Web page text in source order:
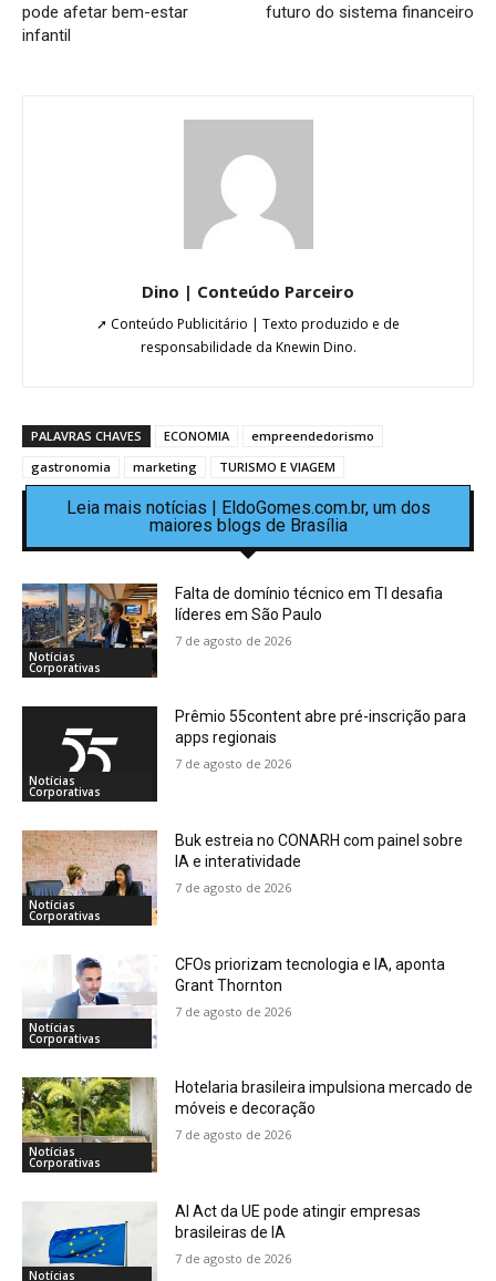
pode afetar bem-estar
infantil
futuro do sistema financeiro
Dino | Conteúdo Parceiro
➚ Conteúdo Publicitário | Texto produzido e de
responsabilidade da Knewin Dino.
PALAVRAS CHAVES ECONOMIA
empreendedorismo
gastronomia
marketing TURISMO E VIAGEM
Leia mais notícias | EldoGomes.com.br, um dos
maiores blogs de Brasília
Notícias
Corporativas
Falta de domínio técnico em TI desafia
líderes em São Paulo
7 de agosto de 2026
Notícias
Corporativas
Prêmio 55content abre pré-inscrição para
apps regionais
7 de agosto de 2026
Notícias
Corporativas
Buk estreia no CONARH com painel sobre
IA e interatividade
7 de agosto de 2026
Notícias
Corporativas
CFOs priorizam tecnologia e IA, aponta
Grant Thornton
7 de agosto de 2026
Notícias
Corporativas
Hotelaria brasileira impulsiona mercado de
móveis e decoração
7 de agosto de 2026
Notícias
AI Act da UE pode atingir empresas
brasileiras de IA
7 de agosto de 2026